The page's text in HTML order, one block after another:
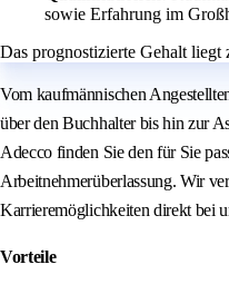
sowie Erfahrung im
Das prognostizierte Gehalt liegt
Vom kaufmännischen
über den Buchhalter bis hin zur
Adecco finden Sie den für Sie
Arbeitnehmerüberlassung. Wir
Karrieremöglichkeiten direkt bei
Vorteile